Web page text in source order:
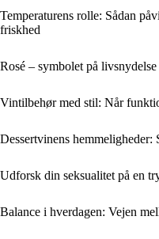
Temperaturens rolle: Sådan
friskhed
Rosé – symbolet på
Vintilbehør med stil: Når
Dessertvinens hemmeligheder:
Udforsk din seksualitet på en
Balance i hverdagen: Vejen